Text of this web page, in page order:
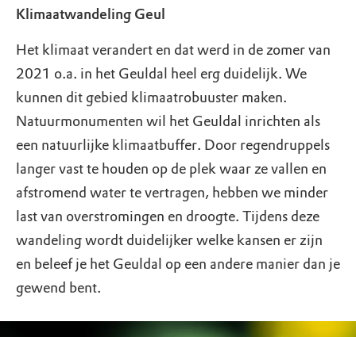
Klimaatwandeling Geul
Het klimaat verandert en dat werd in de zomer van
2021 o.a. in het Geuldal heel erg duidelijk. We
kunnen dit gebied klimaatrobuuster maken.
Natuurmonumenten wil het Geuldal inrichten als
een natuurlijke klimaatbuffer. Door regendruppels
langer vast te houden op de plek waar ze vallen en
afstromend water te vertragen, hebben we minder
last van overstromingen en droogte. Tijdens deze
wandeling wordt duidelijker welke kansen er zijn
en beleef je het Geuldal op een andere manier dan je
gewend bent.